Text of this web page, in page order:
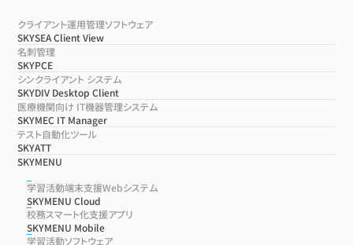
クライアント運用管理ソフトウェア
SKYSEA Client View
名刺管理
SKYPCE
シンクライアント システム
SKYDIV Desktop Client
医療機関向け IT機器管理システム
SKYMEC IT Manager
テスト自動化ツール
SKYATT
SKYMENU
学習活動端末支援Webシステム
SKYMENU Cloud
校務スマート化支援アプリ
SKYMENU Mobile
学習活動ソフトウェア